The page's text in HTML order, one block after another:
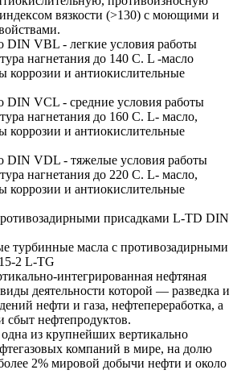
вязкости (>130) с моющими и
DIN VBL - легкие условия работы
нагнетания до 140 С. L -масло
коррозии и антиокислительные
DIN VCL - средние условия работы
нагнетания до 160 С. L- масло,
коррозии и антиокислительные
DIN VDL - тяжелые условия работы
нагнетания до 220 С. L- масло,
коррозии и антиокислительные
присадками L-TD DIN
турбинные масла с противозадирными
2 L-TG
интегрированная нефтяная
деятельности которой — разведка и
нефти и газа, нефтепереработка, а
сбыт нефтепродуктов.
из крупнейших вертикально
компаний в мире, на долю
2% мировой добычи нефти и около